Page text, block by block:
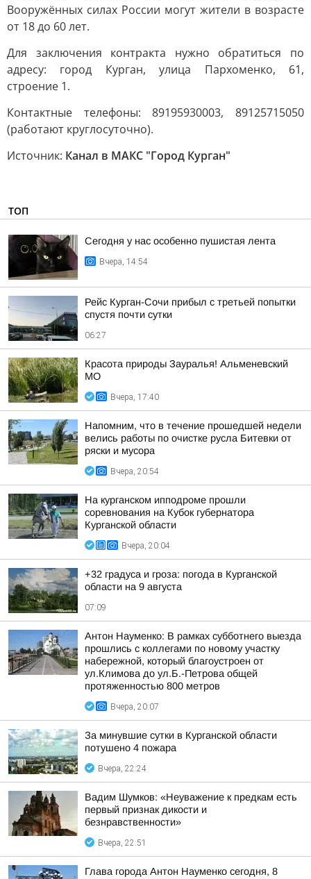
Вооружённых силах России могут жители в возрасте
от 18 до 60 лет.
Для заключения контракта нужно обратиться по
адресу: город Курган, улица Пархоменко, 61,
строение 1.
Контактные телефоны: 89195930003, 89125715050
(работают круглосуточно).
Источник: Канал в МАКС "Город Курган"
ТОП
Сегодня у нас особенно пушистая лента
Вчера, 14:54
Рейс Курган-Сочи прибыл с третьей попытки
спустя почти сутки
06:27
Красота природы Зауралья! Альменевский
МО
Вчера, 17:40
Напомним, что в течение прошедшей недели
велись работы по очистке русла Битевки от
ряски и мусора
Вчера, 20:54
На курганском ипподроме прошли
соревнования на Кубок губернатора
Курганской области
Вчера, 20:04
+32 градуса и гроза: погода в Курганской
области на 9 августа
07:09
Антон Науменко: В рамках субботнего выезда
прошлись с коллегами по новому участку
набережной, который благоустроен от
ул.Климова до ул.Б.-Петрова общей
протяженностью 800 метров
Вчера, 20:07
За минувшие сутки в Курганской области
потушено 4 пожара
Вчера, 22:24
Вадим Шумков: «Неуважение к предкам есть
первый признак дикости и
безнравственности»
Вчера, 22:51
Глава города Антон Науменко сегодня, 8